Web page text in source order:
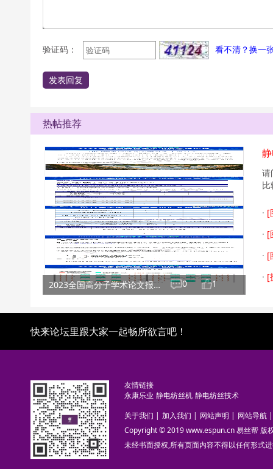
验证码： 看不清？换一
发表回复
热帖推荐
2023全国高分子学术论文报告会 0 1
请
· [
· [
· [
· [
快来论坛里跟大家一起畅所欲言吧！
友情链接
永康乐业 静电纺丝机 静电纺丝技术
关于我们 | 加入我们 | 网站声明 | 网站导航 |
Copyright © 2019 www.espun.cn 易丝帮 版
未经书面授权,所有页面内容不得以任何形式